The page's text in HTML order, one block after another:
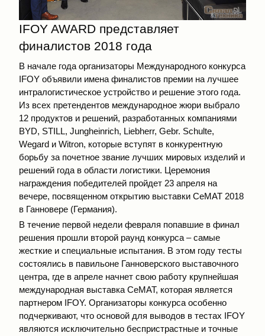
IFOY AWARD представляет
финалистов 2018 года
В начале года организаторы Международного конкурса
IFOY объявили имена финалистов премии на лучшее
интралогистическое устройство и решение этого года.
Из всех претендентов международное жюри выбрало
12 продуктов и решений, разработанных компаниями
BYD, STILL, Jungheinrich, Liebherr, Gebr. Schulte,
Wegard и Witron, которые вступят в конкурентную
борьбу за почетное звание лучших мировых изделий и
решений года в области логистики. Церемония
награждения победителей пройдет 23 апреля на
вечере, посвященном открытию выставки CeMAT 2018
в Ганновере (Германия).
В течение первой недели февраля попавшие в финал
решения прошли второй раунд конкурса – самые
жесткие и специальные испытания. В этом году тесты
состоялись в павильоне Ганноверского выставочного
центра, где в апреле начнет свою работу крупнейшая
международная выставка CeMAT, которая является
партнером IFOY. Организаторы конкурса особенно
подчеркивают, что основой для выводов в тестах IFOY
являются исключительно беспристрастные и точные